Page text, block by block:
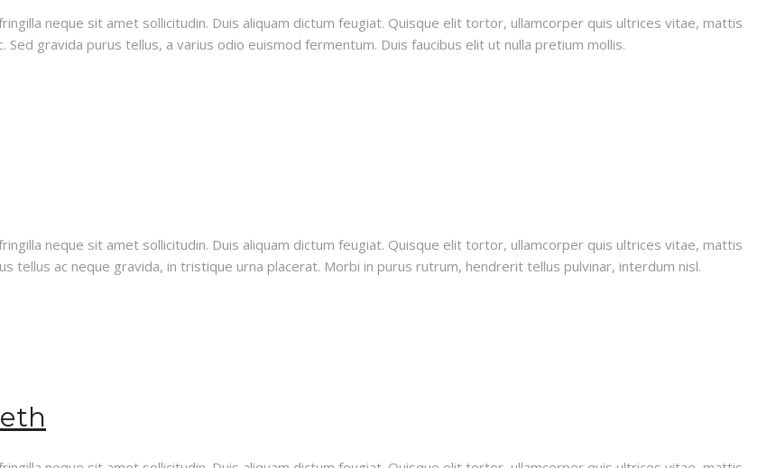
neque sit amet sollicitudin. Duis aliquam dictum feugiat. Quisque elit tortor, ullamcorper quis ultrices vitae, mattis
gravida purus tellus, a varius odio euismod fermentum. Duis faucibus elit ut nulla pretium mollis.
neque sit amet sollicitudin. Duis aliquam dictum feugiat. Quisque elit tortor, ullamcorper quis ultrices vitae, mattis
tellus ac neque gravida, in tristique urna placerat. Morbi in purus rutrum, hendrerit tellus pulvinar, interdum nisl.